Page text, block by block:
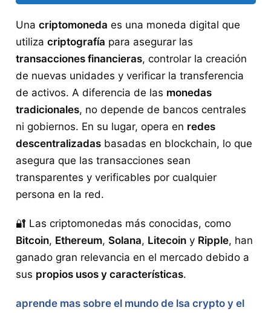
Una criptomoneda es una moneda digital que
utiliza criptografía para asegurar las
transacciones financieras, controlar la creación
de nuevas unidades y verificar la transferencia
de activos. A diferencia de las monedas
tradicionales, no depende de bancos centrales
ni gobiernos. En su lugar, opera en redes
descentralizadasbasadas en blockchain, lo que
asegura que las transacciones sean
transparentes y verificables por cualquier
persona en la red.
🔐 Las criptomonedas más conocidas, como
Bitcoin, Ethereum, Solana, Litecoiny Ripple, han
ganado gran relevancia en el mercado debido a
sus propios usos y características.
aprende mas sobre el mundo de lsa crypto y el